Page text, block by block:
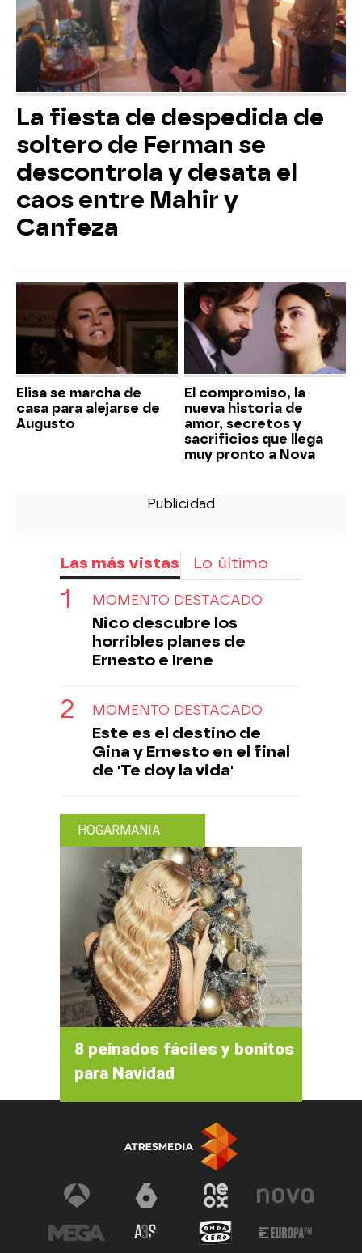
La fiesta de despedida de
soltero de Ferman se
descontrola y desata el
caos entre Mahir y
Canfeza
Elisa se marcha de
casa para alejarse de
Augusto
El compromiso, la
nueva historia de
amor, secretos y
sacrificios que llega
muy pronto a Nova
Las más vistas Lo último
MOMENTO DESTACADO
Nico descubre los
horribles planes de
Ernesto e Irene
MOMENTO DESTACADO
Este es el destino de
Gina y Ernesto en el final
de 'Te doy la vida'
HOGARMANIA
8 peinados fáciles y bonitos
para Navidad